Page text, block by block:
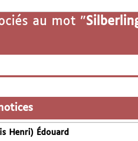
au mot "
Henri) Édouard